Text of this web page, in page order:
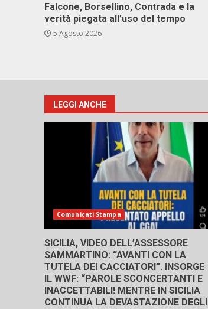
Falcone, Borsellino, Contrada e la
verità piegata all’uso del tempo
5 Agosto 2026
LEGGI ANCHE
Comunicati Stampa
SICILIA, VIDEO DELL’ASSESSORE
SAMMARTINO: “AVANTI CON LA
TUTELA DEI CACCIATORI”. INSORGE
IL WWF: “PAROLE SCONCERTANTI E
INACCETTABILI! MENTRE IN SICILIA
CONTINUA LA DEVASTAZIONE DEGLI